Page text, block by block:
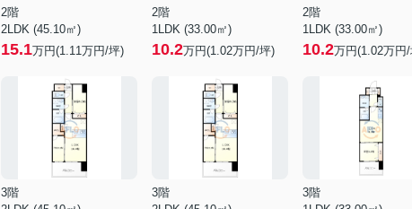
2階
2LDK (45.10㎡)
15.1万円(1.11万円/坪)
2階
1LDK (33.00㎡)
10.2万円(1.02万円/坪)
2階
1LDK (33.00㎡)
10.2万円(1.02万円
3階
3階
3階